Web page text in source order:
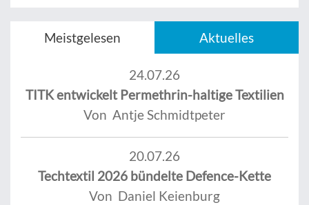
Meistgelesen Aktuelles
24.07.26
TITK entwickelt Permethrin-haltige Textilien
Von Antje Schmidtpeter
20.07.26
Techtextil 2026 bündelte Defence-Kette
Von Daniel Keienburg